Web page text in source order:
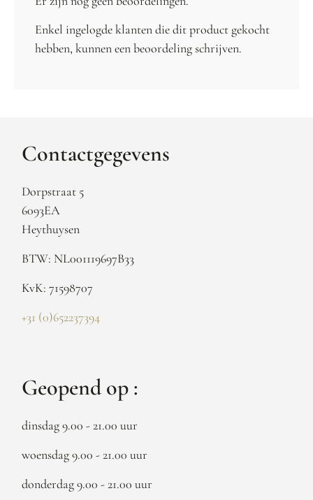
Enkel ingelogde klanten die dit product gekocht
hebben, kunnen een beoordeling schrijven.
Contactgegevens
Dorpstraat 5
6093EA
Heythuysen
BTW: NL001119697B33
KvK: 71598707
+31 (0)652237394
Geopend op :
dinsdag 9.00 - 21.00 uur
woensdag 9.00 - 21.00 uur
donderdag 9.00 - 21.00 uur